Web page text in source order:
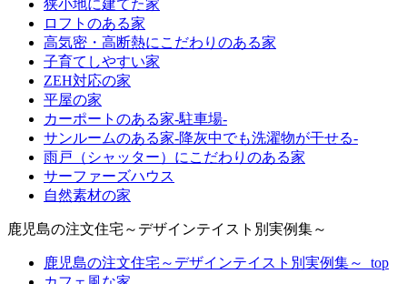
狭小地に建てた家
ロフトのある家
高気密・高断熱にこだわりのある家
子育てしやすい家
ZEH対応の家
平屋の家
カーポートのある家-駐車場-
サンルームのある家-降灰中でも洗濯物が干せる-
雨戸（シャッター）にこだわりのある家
サーファーズハウス
自然素材の家
鹿児島の注文住宅～デザインテイスト別実例集～
鹿児島の注文住宅～デザインテイスト別実例集～_top